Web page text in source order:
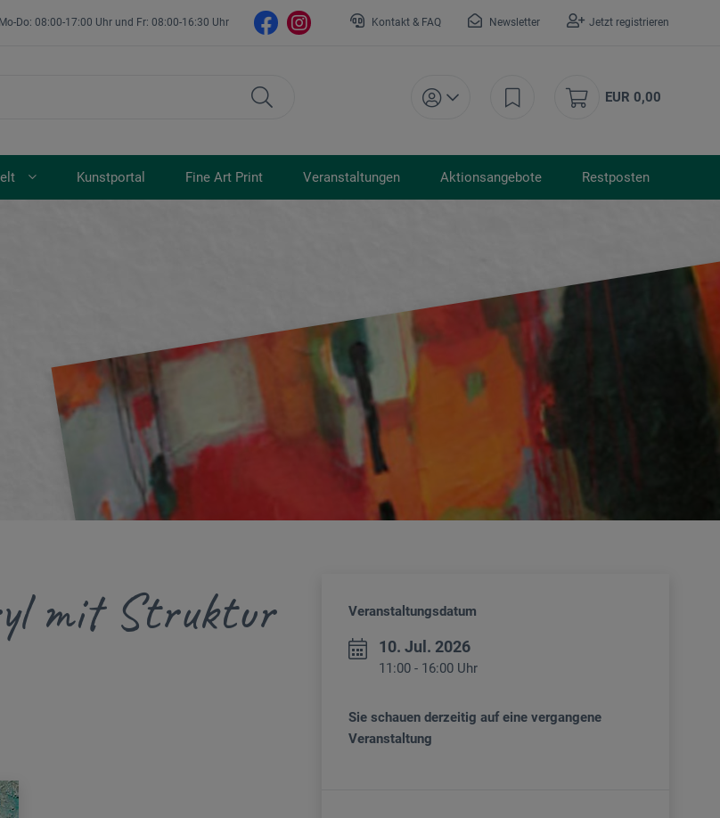
Do: 08:00-17:00 Uhr und Fr: 08:00-16:30 Uhr Kontakt & FAQ Newsletter Jetzt registrieren
EUR 0,00
Kunstportal Fine Art Print Veranstaltungen Aktionsangebote Restposten
mit Struktur
Veranstaltungsdatum
10. Jul. 2026
11:00 - 16:00 Uhr
Sie schauen derzeitig auf eine vergangene
Veranstaltung